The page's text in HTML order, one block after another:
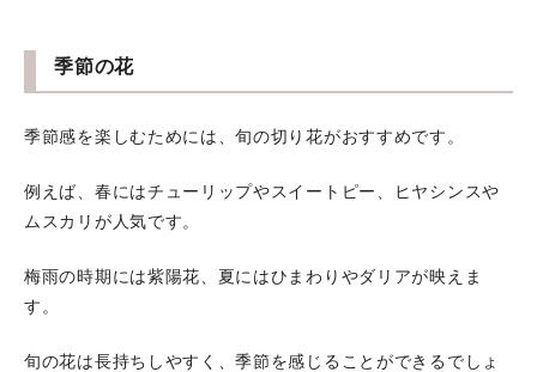
季節の花
季節感を楽しむためには、旬の切り花がおすすめです。
例えば、春にはチューリップやスイートピー、ヒヤシンスや
ムスカリが人気です。
梅雨の時期には紫陽花、夏にはひまわりやダリアが映えま
す。
旬の花は長持ちしやすく、季節を感じることができるでしょ